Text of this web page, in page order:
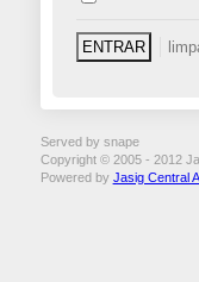
Served by snape
Copyright © 2005 - 2012
Powered by Jasig Central